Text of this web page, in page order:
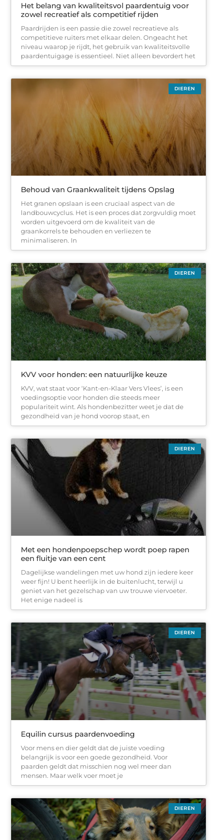
Het belang van kwaliteitsvol paardentuig voor
zowel recreatief als competitief rijden
Paardrijden is een passie die zowel recreatieve als
competitieve ruiters met elkaar delen. Ongeacht het
niveau waarop je rijdt, het gebruik van kwaliteitsvolle
paardentuigage is essentieel. Niet alleen bevordert het
DIEREN
Behoud van Graankwaliteit tijdens Opslag
Het granen opslaan is een cruciaal aspect van de
landbouwcyclus. Het is een proces dat zorgvuldig moet
worden uitgevoerd om de kwaliteit van de
graankorrels te behouden en verliezen te
minimaliseren. In
DIEREN
KVV voor honden: een natuurlijke keuze
KVV, wat staat voor ‘Kant-en-Klaar Vers Vlees’, is een
voedingsoptie voor honden die steeds meer
populariteit wint. Als hondenbezitter weet je dat de
gezondheid van je hond voorop staat, en
DIEREN
Met een hondenpoepschep wordt poep rapen
een fluitje van een cent
Dagelijkse wandelingen met uw hond zijn iedere keer
weer fijn! U bent heerlijk in de buitenlucht, terwijl u
geniet van het gezelschap van uw trouwe viervoeter.
Het enige nadeel is
DIEREN
Equilin cursus paardenvoeding
Voor mens en dier geldt dat de juiste voeding
belangrijk is voor een goede gezondheid. Voor
paarden geldt dat misschien nog wel meer dan
mensen. Maar welk voer moet je
DIEREN